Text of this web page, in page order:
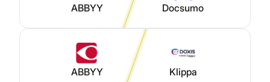
ABBYY Docsumo
ABBYY Klippa